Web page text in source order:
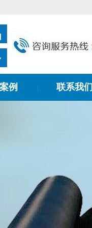
例 联系我们